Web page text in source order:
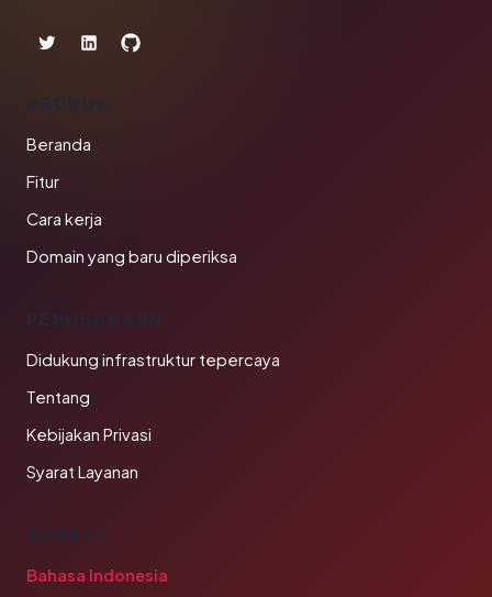
PRODUK
Beranda
Fitur
Cara kerja
Domain yang baru diperiksa
PERUSAHAAN
Didukung infrastruktur tepercaya
Tentang
Kebijakan Privasi
Syarat Layanan
BAHASA
Bahasa Indonesia